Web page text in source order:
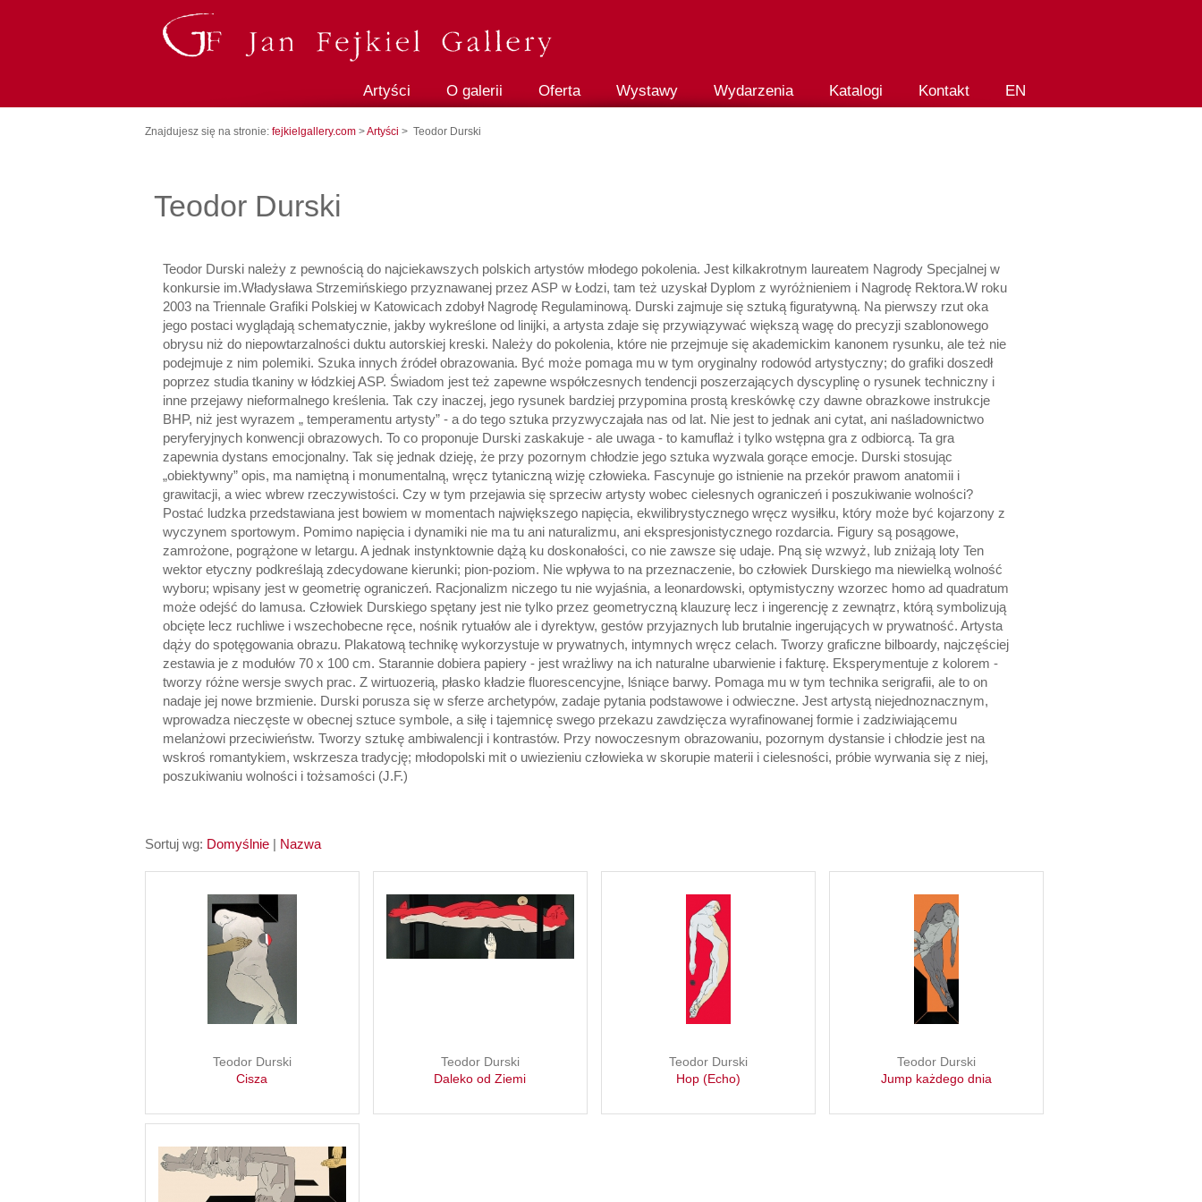
Artyści O galerii Oferta Wystawy Wydarzenia Katalogi Kontakt EN
Znajdujesz się na stronie: fejkielgallery.com >Artyści > Teodor Durski
Teodor Durski
Teodor Durski należy z pewnością do najciekawszych polskich artystów młodego pokolenia. Jest kilkakrotnym laureatem Nagrody Specjalnej w
konkursie im.Władysława Strzemińskiego przyznawanej przez ASP w Łodzi, tam też uzyskał Dyplom z wyróżnieniem i Nagrodę Rektora.W roku
2003 na Triennale Grafiki Polskiej w Katowicach zdobył Nagrodę Regulaminową. Durski zajmuje się sztuką figuratywną. Na pierwszy rzut oka
jego postaci wyglądają schematycznie, jakby wykreślone od linijki, a artysta zdaje się przywiązywać większą wagę do precyzji szablonowego
obrysu niż do niepowtarzalności duktu autorskiej kreski. Należy do pokolenia, które nie przejmuje się akademickim kanonem rysunku, ale też nie
podejmuje z nim polemiki. Szuka innych źródeł obrazowania. Być może pomaga mu w tym oryginalny rodowód artystyczny; do grafiki doszedł
poprzez studia tkaniny w łódzkiej ASP. Świadom jest też zapewne współczesnych tendencji poszerzających dyscyplinę o rysunek techniczny i
inne przejawy nieformalnego kreślenia. Tak czy inaczej, jego rysunek bardziej przypomina prostą kreskówkę czy dawne obrazkowe instrukcje
BHP, niż jest wyrazem „ temperamentu artysty” - a do tego sztuka przyzwyczajała nas od lat. Nie jest to jednak ani cytat, ani naśladownictwo
peryferyjnych konwencji obrazowych. To co proponuje Durski zaskakuje - ale uwaga - to kamuflaż i tylko wstępna gra z odbiorcą. Ta gra
zapewnia dystans emocjonalny. Tak się jednak dzieję, że przy pozornym chłodzie jego sztuka wyzwala gorące emocje. Durski stosując
„obiektywny” opis, ma namiętną i monumentalną, wręcz tytaniczną wizję człowieka. Fascynuje go istnienie na przekór prawom anatomii i
grawitacji, a wiec wbrew rzeczywistości. Czy w tym przejawia się sprzeciw artysty wobec cielesnych ograniczeń i poszukiwanie wolności?
Postać ludzka przedstawiana jest bowiem w momentach największego napięcia, ekwilibrystycznego wręcz wysiłku, który może być kojarzony z
wyczynem sportowym. Pomimo napięcia i dynamiki nie ma tu ani naturalizmu, ani ekspresjonistycznego rozdarcia. Figury są posągowe,
zamrożone, pogrążone w letargu. A jednak instynktownie dążą ku doskonałości, co nie zawsze się udaje. Pną się wzwyż, lub zniżają loty Ten
wektor etyczny podkreślają zdecydowane kierunki; pion-poziom. Nie wpływa to na przeznaczenie, bo człowiek Durskiego ma niewielką wolność
wyboru; wpisany jest w geometrię ograniczeń. Racjonalizm niczego tu nie wyjaśnia, a leonardowski, optymistyczny wzorzec homo ad quadratum
może odejść do lamusa. Człowiek Durskiego spętany jest nie tylko przez geometryczną klauzurę lecz i ingerencję z zewnątrz, którą symbolizują
obcięte lecz ruchliwe i wszechobecne ręce, nośnik rytuałów ale i dyrektyw, gestów przyjaznych lub brutalnie ingerujących w prywatność. Artysta
dąży do spotęgowania obrazu. Plakatową technikę wykorzystuje w prywatnych, intymnych wręcz celach. Tworzy graficzne bilboardy, najczęściej
zestawia je z modułów 70 x 100 cm. Starannie dobiera papiery - jest wrażliwy na ich naturalne ubarwienie i fakturę. Eksperymentuje z kolorem -
tworzy różne wersje swych prac. Z wirtuozerią, płasko kładzie fluorescencyjne, lśniące barwy. Pomaga mu w tym technika serigrafii, ale to on
nadaje jej nowe brzmienie. Durski porusza się w sferze archetypów, zadaje pytania podstawowe i odwieczne. Jest artystą niejednoznacznym,
wprowadza nieczęste w obecnej sztuce symbole, a siłę i tajemnicę swego przekazu zawdzięcza wyrafinowanej formie i zadziwiającemu
melanżowi przeciwieństw. Tworzy sztukę ambiwalencji i kontrastów. Przy nowoczesnym obrazowaniu, pozornym dystansie i chłodzie jest na
wskroś romantykiem, wskrzesza tradycję; młodopolski mit o uwiezieniu człowieka w skorupie materii i cielesności, próbie wyrwania się z niej,
poszukiwaniu wolności i tożsamości (J.F.)
Sortuj wg: Domyślnie | Nazwa
Teodor Durski
Cisza
Teodor Durski
Daleko od Ziemi
Teodor Durski
Hop (Echo)
Teodor Durski
Jump każdego dnia